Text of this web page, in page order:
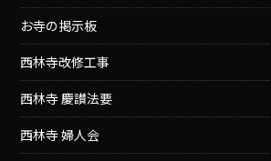
お寺の掲示板
西林寺改修工事
西林寺 慶讃法要
西林寺 婦人会